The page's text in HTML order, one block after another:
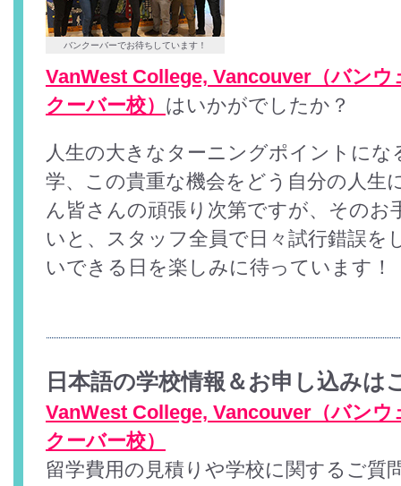
バンクーバーでお待ちしています！
VanWest College, Vancouver（バン
クーバー校） はいかがでしたか？
人生の大きなターニングポイントに
学、この貴重な機会をどう自分の人生
ん皆さんの頑張り次第ですが、そのお
いと、スタッフ全員で日々試行錯誤を
いできる日を楽しみに待っています！
日本語の学校情報＆お申し込みは
VanWest College, Vancouver（バン
クーバー校）
留学費用の見積りや学校に関するご質